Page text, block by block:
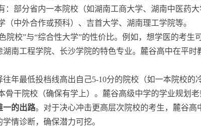
：部分省内一本院校（如湖南工商大学、湖南中医药
中外合作或预科）、吉首大学、湖南理工学院等。
院校”与“综合性大学”的性价比。例如，想学医的考
南工程学院、长沙学院的特色专业。麓谷高中在平
往年最低投档线高出自己5-10分的院校（如一本院校
骨干院校（确保有学上）。麓谷高级中学的学业规划
一的出路。对于决心冲击更高层次院校的考生，麓谷高
情诊断，确保潜力可挖。